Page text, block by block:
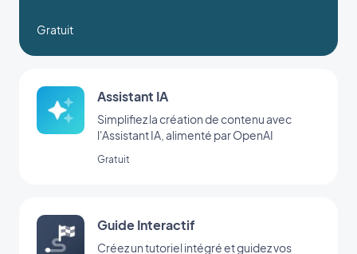
Assistant IA
Simplifiez la création de contenu avec
l'Assistant IA, alimenté par OpenAI
Gratuit
Gratuit
Guide Interactif
Créez un tutoriel intégré et guidez vos